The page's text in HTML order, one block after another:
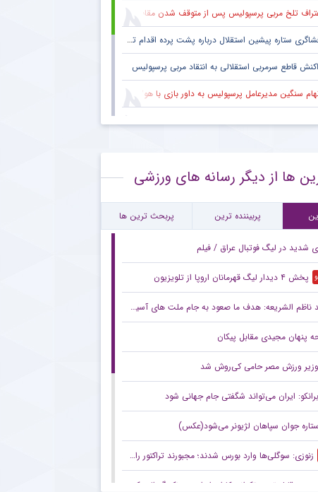
تلخ مربی پرسپولیس پس از متوقف شدن مقابل تیم یک استقلالی
ستاره پیشین استقلال درباره پشت پرده اقدام تحریک آمیز خود مقابل هواداران پرسپولیس
قاطع سرمربی استقلالی به انتقاد مربی پرسپولیس
سنگین مدیرعامل پرسپولیس به داور بازی با هوادار
معنادار ستاره مصدوم پرسپولیس به شانس قهرمانی سرخ ها
جالب یحیی گل محمدی با سرمربی تیم ملی در حاشیه بازی پرسپولیس
ها از دیگر رسانه های ورزشی
پربیننده ترین پربحث ترین ها
شدید در لیگ فوتبال عراق / فیلم
پخش ۴ دیدار لیگ قهرمانان اروپا از تلویزیون
الشریعه: هدف ما صعود به جام ملت های آسیا است
پنهان مجیدی مقابل پیکان
وزیر ورزش مصر حامی کی‌روش شد
برانکو: ایران می‌تواند شگفتی جام جهانی شود
ستاره جوان سپاهان لژیونر می‌شود(عکس)
زنوزی: سوگلی‌ها وارد بورس شدند؛ مجبورند تراکتور را هم به بورس ببرند/ بدهی‌های ما کمتر از ۲ میلیارد تومان است
صعود قابل توجه تکواندوکاران ایران در رنکینگ المپیکی/ کیانی و میرحسینی در جمع ۲۰ تکواندوکار برتر جهان